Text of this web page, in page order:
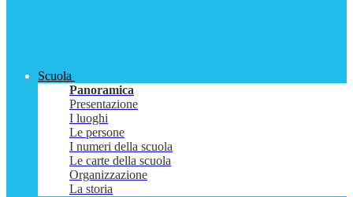
Scuola
Panoramica
Presentazione
I luoghi
Le persone
I numeri della scuola
Le carte della scuola
Organizzazione
La storia